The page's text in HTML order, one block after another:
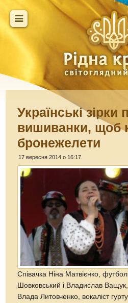
Українські зірки
вишиванки, щоб
бронежелети
17 вересня 2014 о 16:17
Співачка Ніна Матвієнко,
Шовковський і Владислав
Влада Литовченко, вокаліст